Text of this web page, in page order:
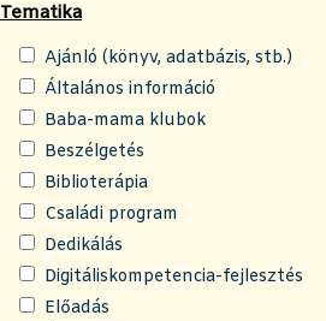
Tematika
Ajánló (könyv, adatbázis, stb.)
Általános információ
Baba-mama klubok
Beszélgetés
Biblioterápia
Családi program
Dedikálás
Digitáliskompetencia-fejlesztés
Előadás